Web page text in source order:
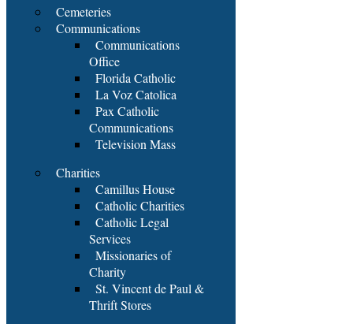
Cemeteries
Communications
Communications
Office
Florida Catholic
La Voz Catolica
Pax Catholic
Communications
Television Mass
Charities
Camillus House
Catholic Charities
Catholic Legal
Services
Missionaries of
Charity
St. Vincent de Paul &
Thrift Stores